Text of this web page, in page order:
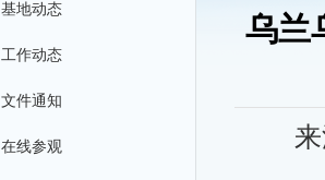
基地动态
工作动态
文件通知
在线参观
乌兰